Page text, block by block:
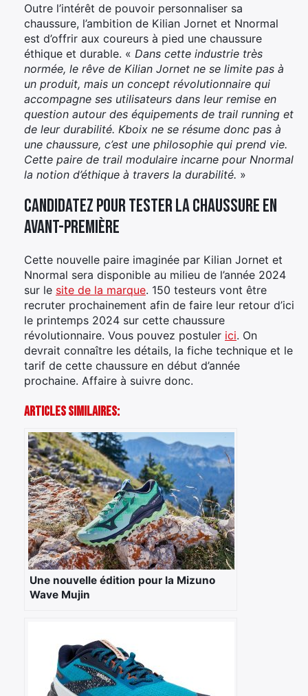
Outre l’intérêt de pouvoir personnaliser sa
chaussure, l’ambition de Kilian Jornet et Nnormal
est d’offrir aux coureurs à pied une chaussure
éthique et durable. « Dans cette industrie très
normée, le rêve de Kilian Jornet ne se limite pas à
un produit, mais un concept révolutionnaire qui
accompagne ses utilisateurs dans leur remise en
question autour des équipements de trail running et
de leur durabilité. Kboix ne se résume donc pas à
une chaussure, c’est une philosophie qui prend vie.
Cette paire de trail modulaire incarne pour Nnormal
la notion d’éthique à travers la durabilité. »
Candidatez pour tester la chaussure en
avant-première
Cette nouvelle paire imaginée par Kilian Jornet et
Nnormal sera disponible au milieu de l’année 2024
sur le site de la marque. 150 testeurs vont être
recruter prochainement afin de faire leur retour d’ici
le printemps 2024 sur cette chaussure
révolutionnaire. Vous pouvez postuler ici. On
devrait connaître les détails, la fiche technique et le
tarif de cette chaussure en début d’année
prochaine. Affaire à suivre donc.
Articles Similaires:
Une nouvelle édition pour la Mizuno
Wave Mujin